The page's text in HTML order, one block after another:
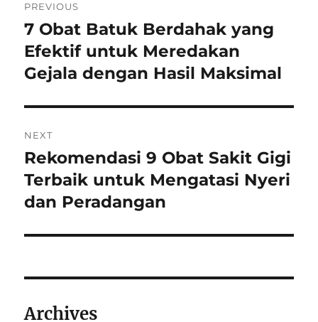
pos
PREVIOUS
Previous
post:
7 Obat Batuk Berdahak yang
Efektif untuk Meredakan
Gejala dengan Hasil Maksimal
NEXT
Next
post:
Rekomendasi 9 Obat Sakit Gigi
Terbaik untuk Mengatasi Nyeri
dan Peradangan
Archives